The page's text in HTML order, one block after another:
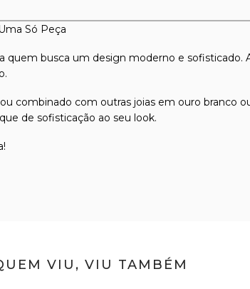
Só Peça
quem busca um design moderno e
combinado com outras joias em ouro branco
de sofisticação ao seu look.
VIU, VIU TAMBÉM